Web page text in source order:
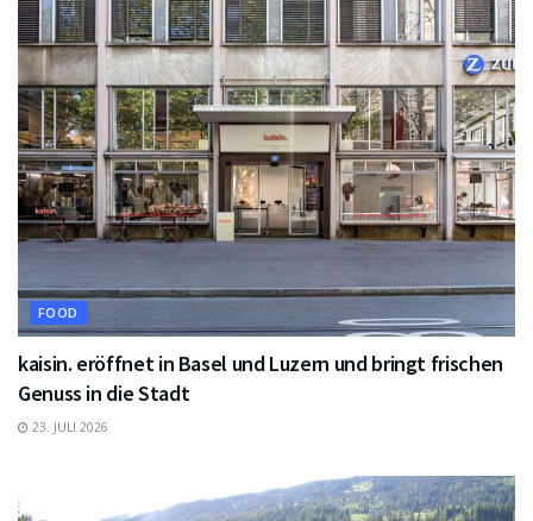
FOOD
kaisin. eröffnet in Basel und Luzern und bringt frischen
Genuss in die Stadt
23. JULI 2026